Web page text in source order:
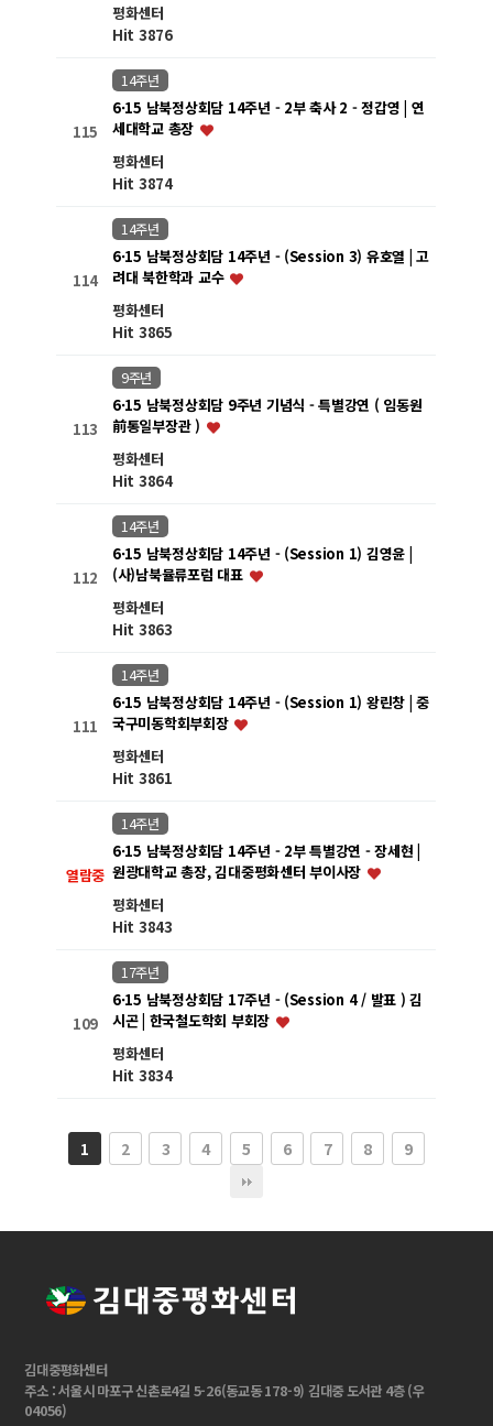
평화센터
Hit 3876
115
14주년
6·15 남북정상회담 14주년 - 2부 축사 2 - 정갑영 | 연
세대학교 총장
평화센터
Hit 3874
114
14주년
6·15 남북정상회담 14주년 - (Session 3) 유호열 | 고
려대 북한학과 교수
평화센터
Hit 3865
113
9주년
6·15 남북정상회담 9주년 기념식 - 특별강연 ( 임동원
前통일부장관 )
평화센터
Hit 3864
112
14주년
6·15 남북정상회담 14주년 - (Session 1) 김영윤 |
(사)남북뮬류포럼 대표
평화센터
Hit 3863
111
14주년
6·15 남북정상회담 14주년 - (Session 1) 왕린창 | 중
국구미동학회부회장
평화센터
Hit 3861
열람중
14주년
6·15 남북정상회담 14주년 - 2부 특별강연 - 장세현 |
원광대학교 총장, 김대중평화센터 부이사장
평화센터
Hit 3843
109
17주년
6·15 남북정상회담 17주년 - (Session 4 / 발표 ) 김
시곤 | 한국철도학회 부회장
평화센터
Hit 3834
1 2 3 4 5 6 7 8 9
김대중평화센터
주소 : 서울시 마포구 신촌로4길 5-26(동교동 178-9) 김대중 도서관 4층 (우
04056)